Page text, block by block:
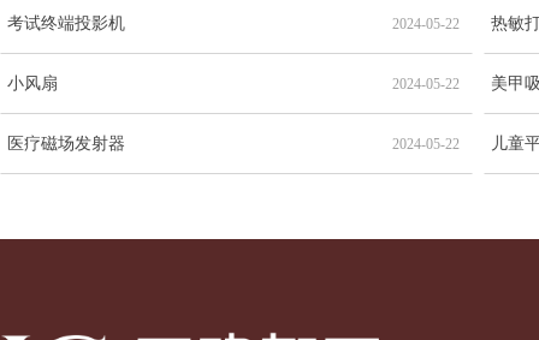
考试终端投影机 2024-05-22 热敏
小风扇 2024-05-22 美甲
医疗磁场发射器 2024-05-22 儿童